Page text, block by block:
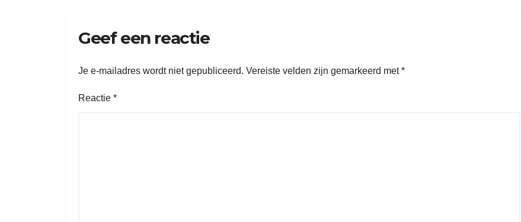
Geef een reactie
Je e-mailadres wordt niet gepubliceerd. Vereiste velden zijn gemarkeerd met*
Reactie *